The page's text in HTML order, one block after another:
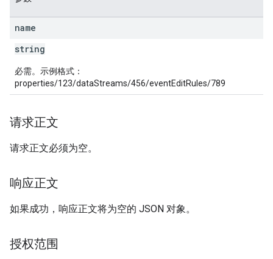
name
string
必需。示例格式：
properties/123/dataStreams/456/eventEditRules/789
请求正文
请求正文必须为空。
响应正文
如果成功，响应正文将为空的 JSON 对象。
授权范围